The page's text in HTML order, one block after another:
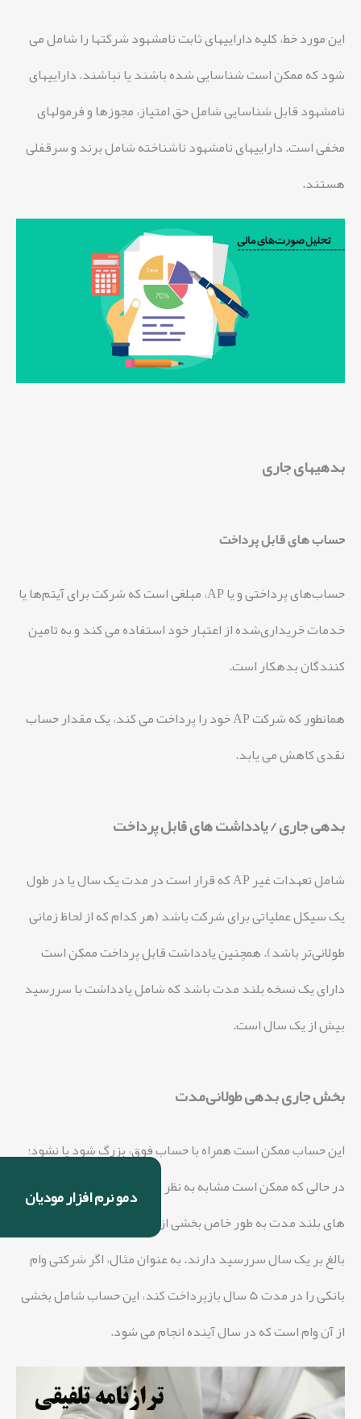
دمو نرم افزار مودیان
این مورد خط، کلیه داراییهای ثابت نامشهود شرکتها را شامل می
شود که ممکن است شناسایی شده باشند یا نباشند. داراییهای
نامشهود قابل شناسایی شامل حق امتیاز، مجوزها و فرمولهای
مخفی است. داراییهای نامشهود ناشناخته شامل برند و سرقفلی
هستند.
بدهیهای جاری
حساب های قابل پرداخت
حساب‌های پرداختی و یا AP، مبلغی است که شرکت برای آیتم‌ها یا
خدمات خریداری‌شده از اعتبار خود استفاده می کند و به تامین
کنندگان بدهکار است.
همانطور که شرکت AP خود را پرداخت می کند، یک مقدار حساب
نقدی کاهش می یابد.
بدهی جاری / یادداشت های قابل پرداخت
شامل تعهدات غیر AP که قرار است در مدت یک سال یا در طول
یک سیکل عملیاتی برای شرکت باشد (هر کدام که از لحاظ زمانی
طولانی‌تر باشد). همچنین یادداشت قابل پرداخت ممکن است
دارای یک نسخه بلند مدت باشد که شامل یادداشت با سررسید
بیش از یک سال است.
بخش جاری بدهی طولانی‌مدت
این حساب ممکن است همراه با حساب فوق، بزرگ شود یا نشود؛
در حالی که ممکن است مشابه به نظر برسند، بخش فعلی بدهی
های بلند مدت به طور خاص بخشی از بدهی های امسال است که
بالغ بر یک سال سررسید دارند. به عنوان مثال، اگر شرکتی وام
بانکی را در مدت 5 سال بازپرداخت کند، این حساب شامل بخشی
از آن وام است که در سال آینده انجام می شود.